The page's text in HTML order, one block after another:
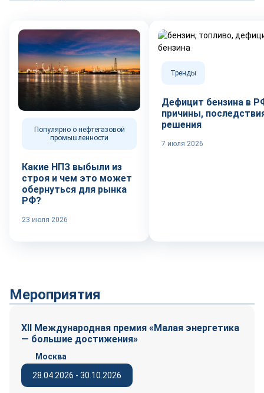
Популярно о нефтегазовой
промышленности
Какие НПЗ выбыли из
строя и чем это может
обернуться для рынка
РФ?
23 июля 2026
Тренды
Дефицит бензина в
причины,
решения
7 июля 2026
Мероприятия
XII Международная премия «Малая энергетика
— большие достижения»
28.04.2026 - 30.10.2026
Москва